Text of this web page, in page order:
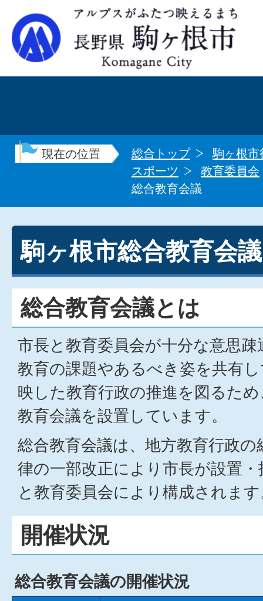
現在の位置 総合トップ
駒ヶ根市
スポーツ
教育委員会
総合教育会議
駒ヶ根市総合教育会議
総合教育会議とは
市長と教育委員会が十分な意思
教育の課題やあるべき姿を共有
映した教育行政の推進を図るた
教育会議を設置しています。
総合教育会議は、地方教育行政
律の一部改正により市長が設置
と教育委員会により構成されま
開催状況
総合教育会議の開催状況